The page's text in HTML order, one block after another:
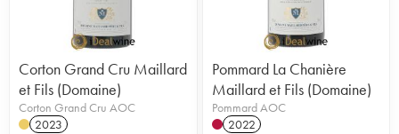
Corton Grand Cru Maillard
et Fils (Domaine)
Corton Grand Cru AOC
2023
Pommard La Chanière
Maillard et Fils (Domaine)
Pommard AOC
2022